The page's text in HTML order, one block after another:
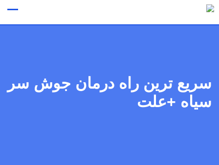
Skip
سریع ترین راه درمان جوش سر
سیاه +علت